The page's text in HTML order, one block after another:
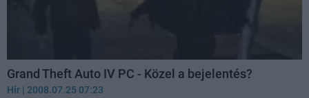
Grand Theft Auto IV PC - Közel a bejelentés?
Hír | 2008.07.25 07:23